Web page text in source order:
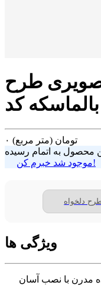
طرح
۰ تومان (متر مربع)
محصول به اتمام رسیده
موجود شد خبرم کن!
دلخواه
ویژگی ها
مدرن با نصب آسان